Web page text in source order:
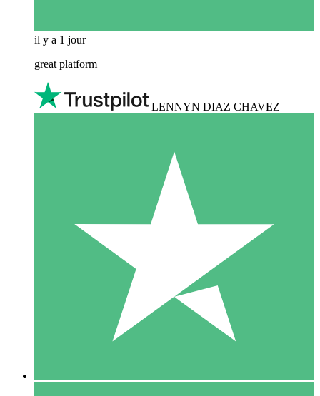
il y a 1 jour
great platform
LENNYN DIAZ CHAVEZ